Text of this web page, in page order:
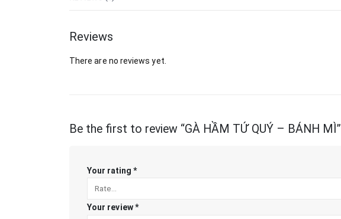
Reviews
There are no reviews yet.
Be the first to review “GÀ HẦM TỨ QUÝ – BÁNH MÌ”
Your rating *
Your review*